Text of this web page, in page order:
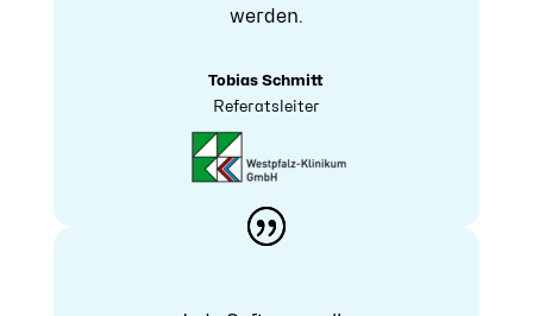
werden.
Tobias Schmitt
Referatsleiter